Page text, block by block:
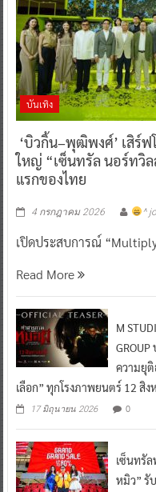
บันเทิง
‘บิวกิ้น–พุฒิพงศ์’ เสิร์
ใหญ่ “เซ็นทรัล นอร์ทวิ
แรกของไทย
4 กรกฎาคม 2026 ^
เปิดประสบการณ์
Read More
M
ความยุติ
เลือก” ทุกโรงภาพยนตร์ 12 สิ
17 มิถุนายน 2026 0
เซ็นทรั
หมิว” รั